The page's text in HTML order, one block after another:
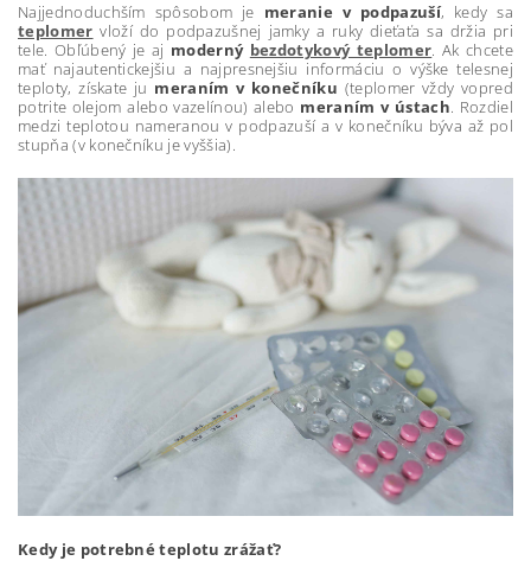
Najjednoduchším spôsobom je meranie v podpazuší, kedy sa
teplomer vloží do podpazušnej jamky a ruky dieťaťa sa držia pri
tele. Obľúbený je aj moderný bezdotykový teplomer. Ak chcete
mať najautentickejšiu a najpresnejšiu informáciu o výške telesnej
teploty, získate ju meraním v konečníku (teplomer vždy vopred
potrite olejom alebo vazelínou) alebo meraním v ústach. Rozdiel
medzi teplotou nameranou v podpazuší a v konečníku býva až pol
stupňa (v konečníku je vyššia).
Kedy je potrebné teplotu zrážať?